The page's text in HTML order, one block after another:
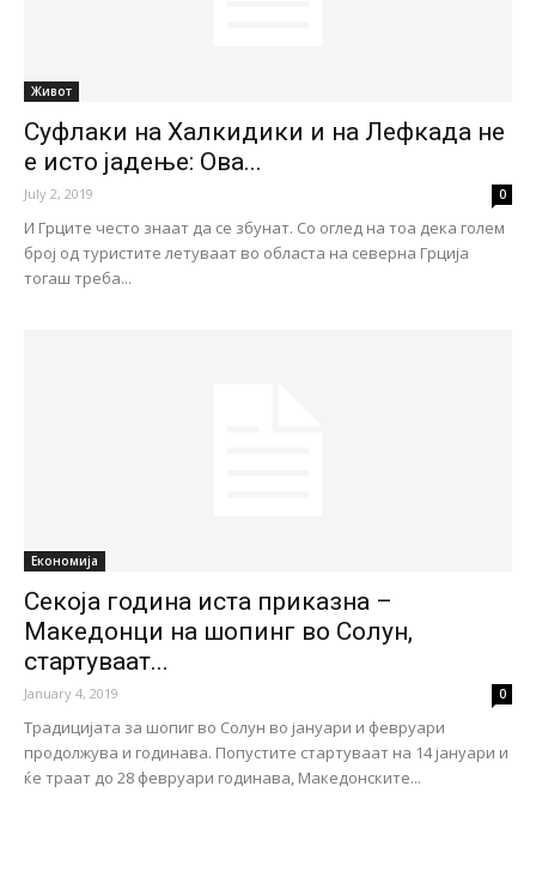
Живот
Суфлаки на Халкидики и на Лефкада не
е исто јадење: Ова...
July 2, 2019 0
И Грците често знаат да се збунат. Со оглед на тоа дека голем
број од туристите летуваат во областа на северна Грција
тогаш треба...
Економија
Секоја година иста приказна –
Македонци на шопинг во Солун,
стартуваат...
January 4, 2019 0
Традицијата за шопиг во Солун во јануари и февруари
продолжува и годинава. Попустите стартуваaт на 14 јануари и
ќе траат до 28 февруари годинава, Македонските...